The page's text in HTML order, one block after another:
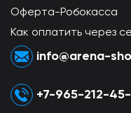
Оферта-Робокасса
Как оплатить через
info@arena-
+7-965-212-